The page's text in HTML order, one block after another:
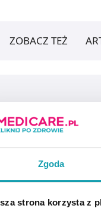
Zgoda
strona korzysta z
ZOBACZ TEŻ